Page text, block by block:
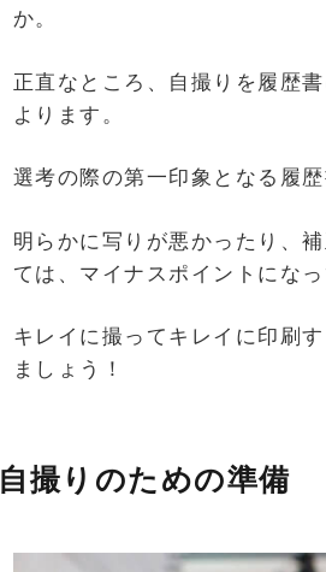
か。
正直なところ、自撮りを履歴
よります。
選考の際の第一印象となる履歴
明らかに写りが悪かったり、
ては、マイナスポイントになっ
キレイに撮ってキレイに印刷
ましょう！
自撮りのための準備